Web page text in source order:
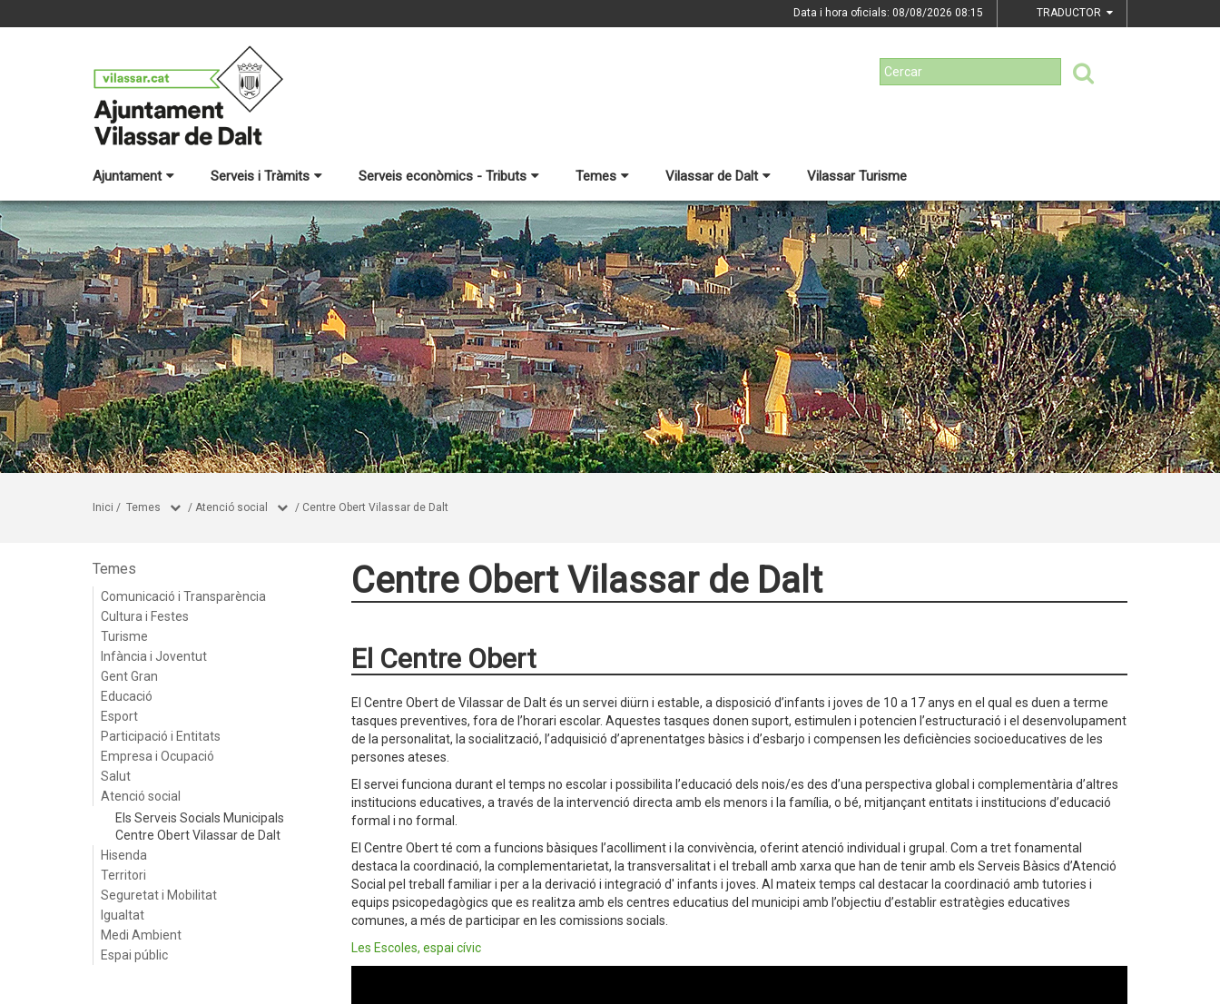
Data i hora oficials: 08/08/2026 08:15 TRADUCTOR
Ajuntament Serveis i Tràmits Serveis econòmics - Tributs Temes Vilassar de Dalt Vilassar Turisme
Inici / Temes / Atenció social / Centre Obert Vilassar de Dalt
Temes
Comunicació i Transparència
Cultura i Festes
Turisme
Infància i Joventut
Gent Gran
Educació
Esport
Participació i Entitats
Empresa i Ocupació
Salut
Atenció social
Els Serveis Socials Municipals
Centre Obert Vilassar de Dalt
Hisenda
Territori
Seguretat i Mobilitat
Igualtat
Medi Ambient
Espai públic
Centre Obert Vilassar de Dalt
El Centre Obert
El Centre Obert de Vilassar de Dalt és un servei diürn i estable, a disposició d’infants i joves de 10 a 17 anys en el qual es duen a terme
tasques preventives, fora de l’horari escolar. Aquestes tasques donen suport, estimulen i potencien l’estructuració i el desenvolupament
de la personalitat, la socialització, l’adquisició d’aprenentatges bàsics i d’esbarjo i compensen les deficiències socioeducatives de les
persones ateses.
El servei funciona durant el temps no escolar i possibilita l’educació dels nois/es des d’una perspectiva global i complementària d’altres
institucions educatives, a través de la intervenció directa amb els menors i la família, o bé, mitjançant entitats i institucions d’educació
formal i no formal.
El Centre Obert té com a funcions bàsiques l’acolliment i la convivència, oferint atenció individual i grupal. Com a tret fonamental
destaca la coordinació, la complementarietat, la transversalitat i el treball amb xarxa que han de tenir amb els Serveis Bàsics d’Atenció
Social pel treball familiar i per a la derivació i integració d' infants i joves. Al mateix temps cal destacar la coordinació amb tutories i
equips psicopedagògics que es realitza amb els centres educatius del municipi amb l’objectiu d’establir estratègies educatives
comunes, a més de participar en les comissions socials.
Les Escoles, espai cívic